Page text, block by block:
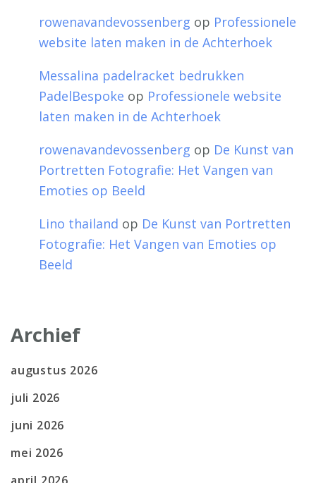
rowenavandevossenberg op Professionele
website laten maken in de Achterhoek
Messalina padelracket bedrukken
PadelBespoke op Professionele website
laten maken in de Achterhoek
rowenavandevossenberg op De Kunst van
Portretten Fotografie: Het Vangen van
Emoties op Beeld
Lino thailand op De Kunst van Portretten
Fotografie: Het Vangen van Emoties op
Beeld
Archief
augustus 2026
juli 2026
juni 2026
mei 2026